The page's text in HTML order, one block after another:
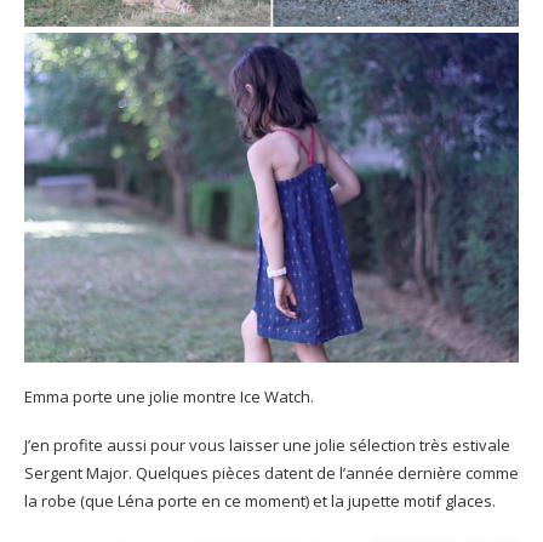
Emma porte une jolie montre Ice Watch.
J’en profite aussi pour vous laisser une jolie sélection très estivale
Sergent Major. Quelques pièces datent de l’année dernière comme
la robe (que Léna porte en ce moment) et la jupette motif glaces.